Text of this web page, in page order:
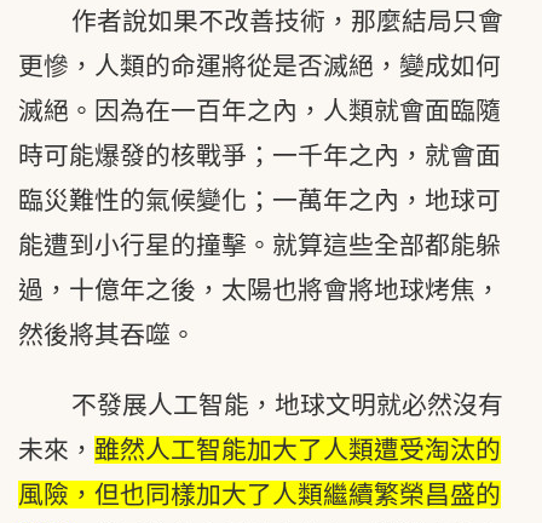
作者說如果不改善技術，那麼結局只會
更慘，人類的命運將從是否滅絕，變成如何
滅絕。因為在一百年之內，人類就會面臨隨
時可能爆發的核戰爭；一千年之內，就會面
臨災難性的氣候變化；一萬年之內，地球可
能遭到小行星的撞擊。就算這些全部都能躲
過，十億年之後，太陽也將會將地球烤焦，
然後將其吞噬。
不發展人工智能，地球文明就必然沒有
未來， 雖然人工智能加大了人類遭受淘汰的
風險，但也同樣加大了人類繼續繁榮昌盛的